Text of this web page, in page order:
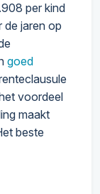
per kind
de jaren op
goed
voordeel
maakt
beste